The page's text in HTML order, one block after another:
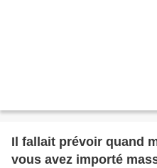
Il fallait prévoir quand
vous avez importé